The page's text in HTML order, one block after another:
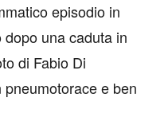
episodio in
una caduta in
di Fabio Di
e ben